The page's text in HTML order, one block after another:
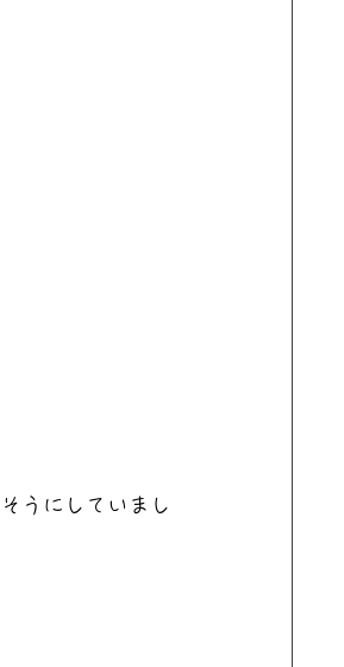
うにしていまし